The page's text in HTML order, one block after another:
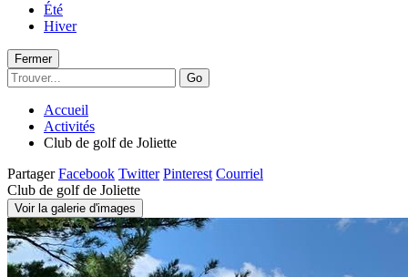
Été
Hiver
Fermer
Go
Accueil
Activités
Club de golf de Joliette
Partager Facebook Twitter Pinterest Courriel
Club de golf de Joliette
Voir la galerie d'images